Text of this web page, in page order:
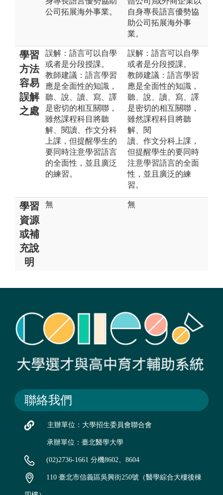
公司拓展海外事業。
⾃⾝專⻑語⾔優勢協
助公司拓展海外事
業。
學習
方法
容易
誤解
之處
誤解：語言可以自學
或者是分段授課。
教師建議：語言學習
應是全面性的知識，
聽、說、讀、寫、譯
是密切的相互關聯，
雖然課程科目將聽
解、閱讀、作文分科
上課，但提醒學生的
要同時注意學習語言
的全面性，並且廣泛
的練習。
誤解：語⾔可以⾃學
或者是分段授課。
教師建議：語⾔學習
應是全⾯性的知識，
聽、說、讀、寫、譯
是密切的相互關聯，
雖然課程科⽬將聽
解、閱
讀、作文分科上課，
但提醒學⽣的要同時
注意學習語⾔的全⾯
性，並且廣泛的練
習。
學習
資源
或補
充說
明
無 無
聯絡我們
主辦單位：大學招生委員會聯合會
承辦單位：臺北醫學大學
(02)2736-1661 分機8602、8604
110 臺北市信義區吳興街250號（醫學綜合大樓後棟